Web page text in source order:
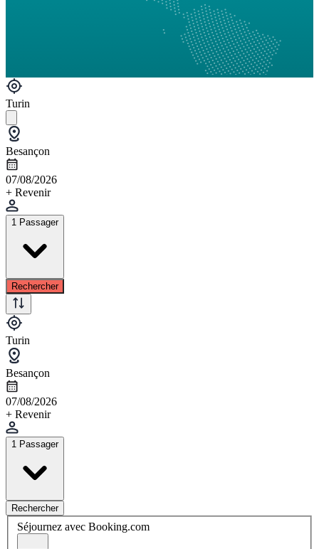
Turin
Besançon
07/08/2026
+ Revenir
1 Passager
Rechercher
Turin
Besançon
07/08/2026
+ Revenir
1 Passager
Rechercher
Séjournez avec Booking.com